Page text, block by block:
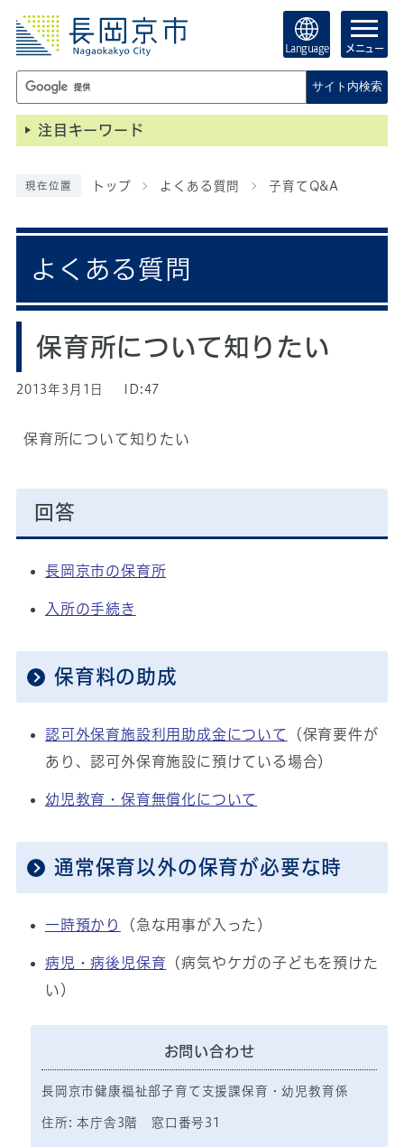
Language メニュー
サイト内検索
注目キーワード
現在位置 トップ よくある質問 子育てQ&A
よくある質問
保育所について知りたい
2013年3月1日 ID:47
保育所について知りたい
回答
長岡京市の保育所
入所の手続き
保育料の助成
認可外保育施設利用助成金について
（保育要件が
あり、認可外保育施設に預けている場合）
幼児教育・保育無償化について
通常保育以外の保育が必要な時
一時預かり （急な用事が入った）
病児・病後児保育 （病気やケガの子どもを預けた
い）
お問い合わせ
長岡京市健康福祉部子育て支援課保育・幼児教育係
住所: 本庁舎3階 窓口番号31